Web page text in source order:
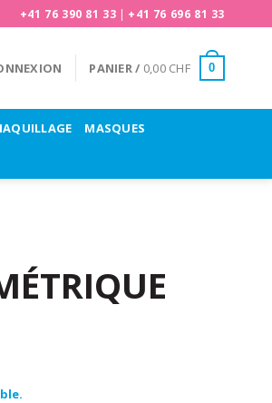
+41 76 390 81 33 | +41 76 696 81 33
PANIER / 0,00 CHF 0
MASQUES